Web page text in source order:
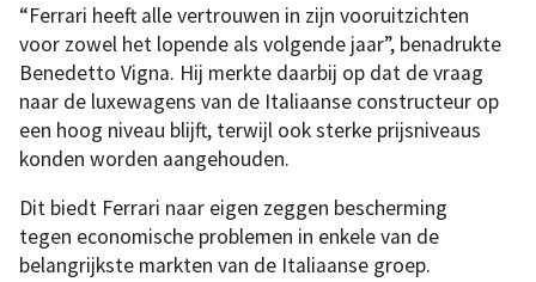
“Ferrari heeft alle vertrouwen in zijn vooruitzichten
voor zowel het lopende als volgende jaar”, benadrukte
Benedetto Vigna. Hij merkte daarbij op dat de vraag
naar de luxewagens van de Italiaanse constructeur op
een hoog niveau blijft, terwijl ook sterke prijsniveaus
konden worden aangehouden.
Dit biedt Ferrari naar eigen zeggen bescherming
tegen economische problemen in enkele van de
belangrijkste markten van de Italiaanse groep.